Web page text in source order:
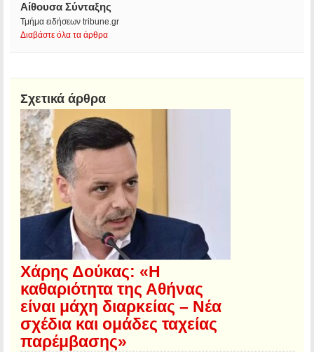
Αίθουσα Σύνταξης
Τμήμα ειδήσεων tribune.gr
Διαβάστε όλα τα άρθρα
Σχετικά άρθρα
Χάρης Δούκας: «Η
καθαριότητα της Αθήνας
είναι μάχη διαρκείας – Νέα
σχέδια και ομάδες ταχείας
παρέμβασης»